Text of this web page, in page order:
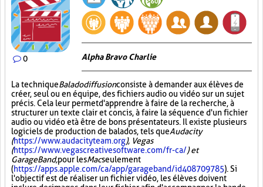
0 Alpha Bravo Charlie
La techniqueBaladodiffusionconsiste à demander aux élèves de
créer, seul ou en équipe, des fichiers audio ou vidéo sur un sujet
précis. Cela leur permet d'apprendre à faire de la recherche, à
structurer un texte clair et concis, à faire la séquence d'un fichier
audio ou vidéo et à être de bons présentateurs. Il existe plusieurs
logiciels de production de balados, tels queAudacity
(https://www.audacityteam.org), Vegas
(https://www.vegascreativesoftware.com/fr-ca/) et
GarageBand,pour lesMacseulement
(https://apps.apple.com/ca/app/garageband/id408709785). Si
l'objectif est de réaliser un fichier vidéo, les élèves doivent